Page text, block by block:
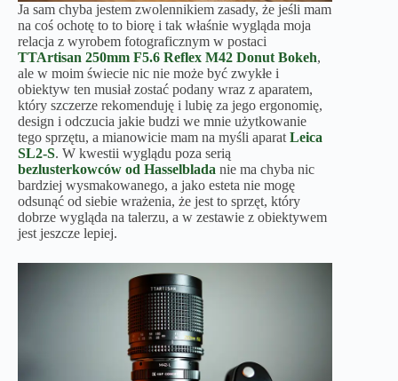
Ja sam chyba jestem zwolennikiem zasady, że jeśli mam
na coś ochotę to to biorę i tak właśnie wygląda moja
relacja z wyrobem fotograficznym w postaci
TTArtisan 250mm F5.6 Reflex M42 Donut Bokeh,
ale w moim świecie nic nie może być zwykłe i
obiektyw ten musiał zostać podany wraz z aparatem,
który szczerze rekomenduję i lubię za jego ergonomię,
design i odczucia jakie budzi we mnie użytkowanie
tego sprzętu, a mianowicie mam na myśli aparat Leica
SL2-S. W kwestii wyglądu poza serią
bezlusterkowców od Hasselblada nie ma chyba nic
bardziej wysmakowanego, a jako esteta nie mogę
odsunąć od siebie wrażenia, że jest to sprzęt, który
dobrze wygląda na talerzu, a w zestawie z obiektywem
jest jeszcze lepiej.